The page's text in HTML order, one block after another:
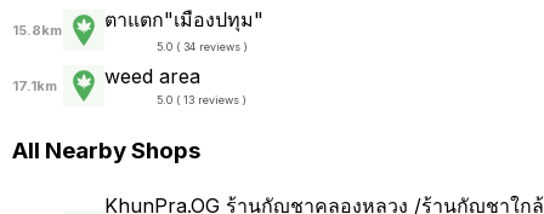
15.8km ตาแตก"เมืองปทุม"
5.0 ( 34 reviews )
17.1km weed area
5.0 ( 13 reviews )
All Nearby Shops
KhunPra.OG ร้านกัญชาคลองหลวง /ร้านกัญชาใกล้